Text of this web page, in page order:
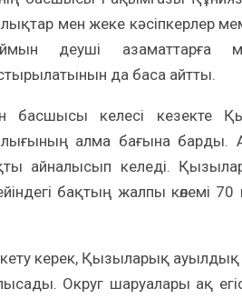
мен жеке кәсіпкерлер
деуші азаматтарға
да баса айтты.
басшысы келесі кезекте
алма бағына барды.
айналысып келеді.
бақтың жалпы көлемі
керек, Қызыларық ауылдық
Округ шаруалары ақ